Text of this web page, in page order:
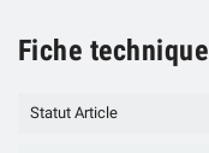
Fiche technique
Statut Article